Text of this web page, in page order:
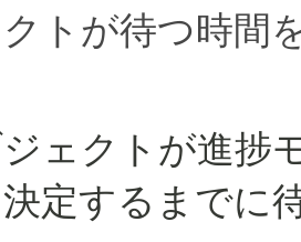
トが待つ時間
ェクトが進捗
定するまでに